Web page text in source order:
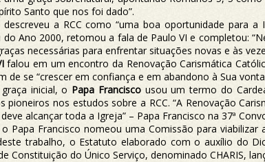
Santo que nos foi dado”.
descreveu a RCC como “uma boa oportunidade para a
do Ano 2000, retomou a fala de Paulo VI e completou:
necessárias para enfrentar situações novas e às
falou em um encontro da Renovação Carismática
de se “crescer em confiança e em abandono à Sua
inicial, o Papa Franciscousou um termo do
pioneiros nos estudos sobre a RCC. “A Renovação
alcançar toda a Igreja” – Papa Francisco na 37ª
o Papa Francisco nomeou uma Comissão para viabilizar
trabalho, o Estatuto elaborado com o auxílio do
Constituição do Único Serviço, denominado CHARIS,